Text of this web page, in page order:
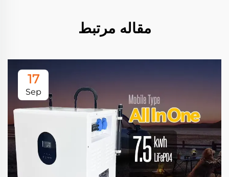
مقاله مرتبط
17
Sep